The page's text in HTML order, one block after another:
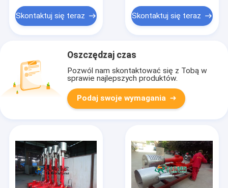
Skontaktuj się teraz Skontaktuj się teraz
Oszczędzaj czas
Pozwól nam skontaktować się z Tobą w
sprawie najlepszych produktów.
Podaj swoje wymagania